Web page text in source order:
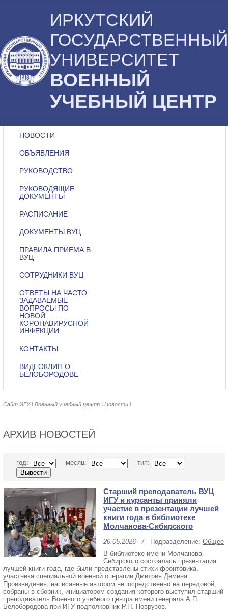
ИРКУТСКИЙ
ГОСУДАРСТВЕННЫЙ
УНИВЕРСИТЕТ
ВОЕННЫЙ
УЧЕБНЫЙ ЦЕНТР
НОВОСТИ
ОБЪЯВЛЕНИЯ
РУКОВОДСТВО
РУКОВОДЯЩИЕ
ДОКУМЕНТЫ
РАСПИСАНИЕ
ДОКУМЕНТЫ ВУЦ
ПРАВИЛА ПРИЕМА В
ВУЦ
СОТРУДНИКИ ВУЦ
ОТВЕТЫ НА ЧАСТО
ЗАДАВАЕМЫЕ
ВОПРОСЫ ПО
НОВОЙ
КОРОНАВИРУСНОЙ
ИНФЕКЦИИ
КОНТАКТЫ
ВИДЕОКЛИП О
БЕЛОБОРОДОВЕ
Сайт ИГУ\Военный учебный центр \Новости \
АРХИВ НОВОСТЕЙ
год: месяц: тип:
Старший преподаватель ВУЦ
ИГУ и курсанты приняли
участие в презентации лучшей
книги года в библиотеке
Молчанова-Сибирского
20.05.2026 /Подразделение:Общее
В библиотеке имени Молчанова-
Сибирского состоялась презентация
лучшей книги года, где были представлены стихи фронтовика,
участника специальной военной операции Дмитрия Демина.
Произведения, написанные автором непосредственно на передовой,
собраны в сборник, инициатором создания которого выступил старший
преподаватель Военного учебного центра имени генерала А.П.
Белобородова при ИГУ подполковник Р.Н. Новрузов.